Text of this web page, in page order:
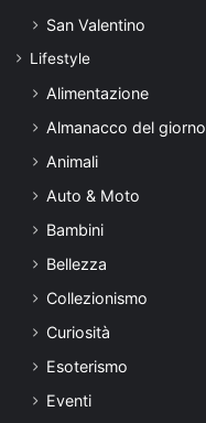
San Valentino
Lifestyle
Alimentazione
Almanacco del giorno
Animali
Auto & Moto
Bambini
Bellezza
Collezionismo
Curiosità
Esoterismo
Eventi